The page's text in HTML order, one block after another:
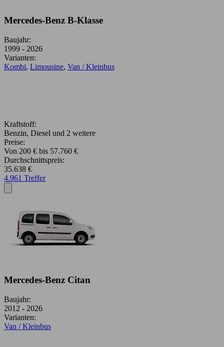
Mercedes-Benz B-Klasse
Baujahr:
1999 - 2026
Varianten:
Kombi, Limousine, Van / Kleinbus
Kraftstoff:
Benzin, Diesel und 2 weitere
Preise:
Von 200 € bis 57.760 €
Durchschnittspreis:
35.638 €
4.961 Treffer
Mercedes-Benz Citan
Baujahr:
2012 - 2026
Varianten:
Van / Kleinbus